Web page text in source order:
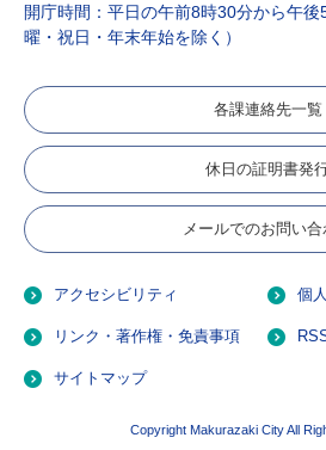
開庁時間：平日の午前8時30分から午
曜・祝日・年末年始を除く）
各課連絡先一覧
休日の証明書発
メールでのお問い合
アクセシビリティ 個
リンク・著作権・免責事項
サイトマップ
Copyright Makurazaki City All